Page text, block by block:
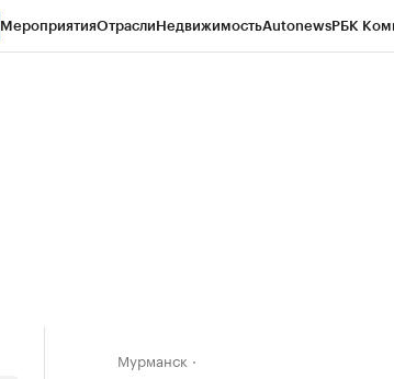
МероприятияОтраслиНедвижимостьAutonewsРБК
Мурманск